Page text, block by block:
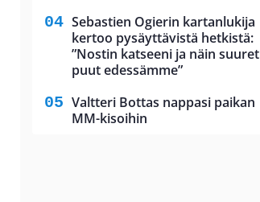
Sebastien Ogierin kartanlukija
kertoo pysäyttävistä hetkistä:
”Nostin katseeni ja näin suuret
puut edessämme”
Valtteri Bottas nappasi paikan
MM-kisoihin